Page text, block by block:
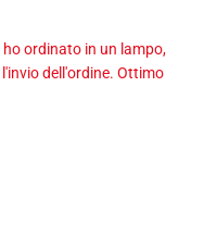
ordinato in un lampo,
dell'ordine. Ottimo